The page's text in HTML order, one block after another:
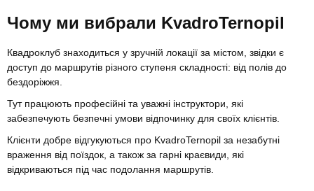
Чому ми вибрали KvadroTernopil
Квадроклуб знаходиться у зручній локації за містом, звідки є
доступ до маршрутів різного ступеня складності: від полів до
бездоріжжя.
Тут працюють професійні та уважні інструктори, які
забезпечують безпечні умови відпочинку для своїх клієнтів.
Клієнти добре відгукуються про KvadroTernopil за незабутні
враження від поїздок, а також за гарні краєвиди, які
відкриваються під час подолання маршрутів.